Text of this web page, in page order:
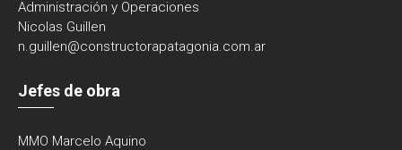
Administración y Operaciones
Nicolas Guillen
n.guillen@constructorapatagonia.com.ar
Jefes de obra
MMO Marcelo Aquino